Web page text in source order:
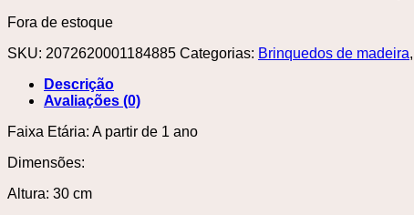
Fora de estoque
SKU: 2072620001184885 Categorias: Brinquedos de madeira,
Descrição
Avaliações (0)
Faixa Etária: A partir de 1 ano
Dimensões:
Altura: 30 cm